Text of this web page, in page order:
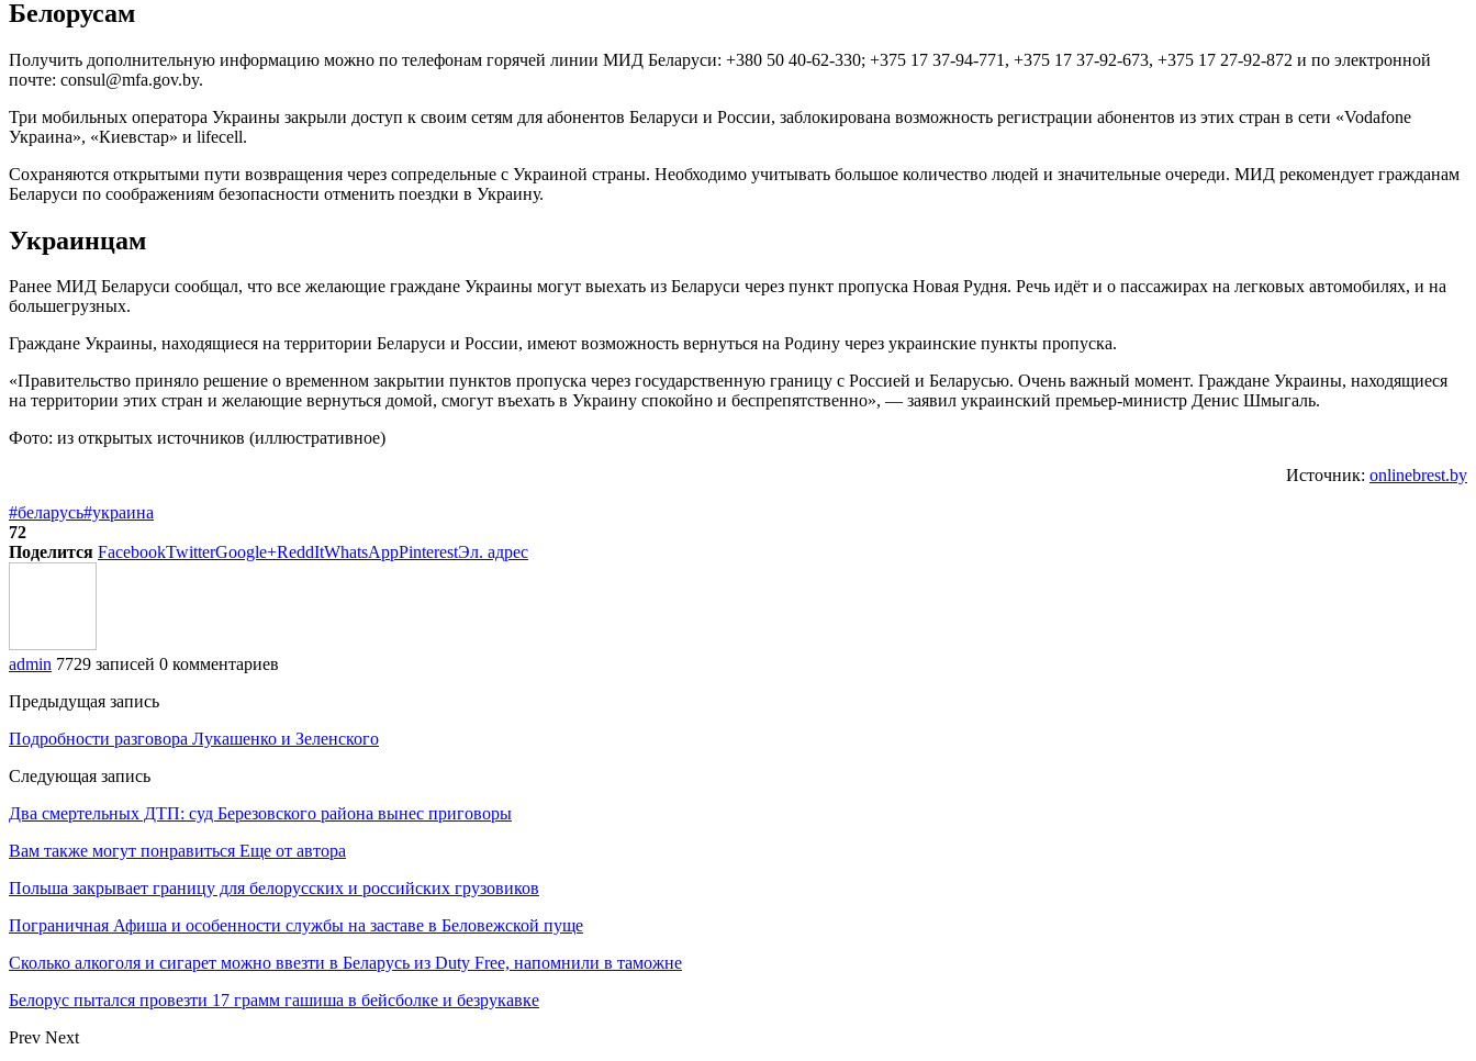
Белорусам
Получить дополнительную информацию можно по телефонам горячей линии МИД Беларуси: +380 50 40-62-330; +375 17 37-94-771, +375 17 37-92-673, +375 17 27-92-872 и по электронной
почте: consul@mfa.gov.by.
Три мобильных оператора Украины закрыли доступ к своим сетям для абонентов Беларуси и России, заблокирована возможность регистрации абонентов из этих стран в сети «Vodafone
Украина», «Киевстар» и lifecell.
Сохраняются открытыми пути возвращения через сопредельные с Украиной страны. Необходимо учитывать большое количество людей и значительные очереди. МИД рекомендует гражданам
Беларуси по соображениям безопасности отменить поездки в Украину.
Украинцам
Ранее МИД Беларуси сообщал, что все желающие граждане Украины могут выехать из Беларуси через пункт пропуска Новая Рудня. Речь идёт и о пассажирах на легковых автомобилях, и на
большегрузных.
Граждане Украины, находящиеся на территории Беларуси и России, имеют возможность вернуться на Родину через украинские пункты пропуска.
«Правительство приняло решение о временном закрытии пунктов пропуска через государственную границу с Россией и Беларусью. Очень важный момент. Граждане Украины, находящиеся
на территории этих стран и желающие вернуться домой, смогут въехать в Украину спокойно и беспрепятственно», — заявил украинский премьер-министр Денис Шмыгаль.
Фото: из открытых источников (иллюстративное)
Источник: onlinebrest.by
#беларусь#украина
72
Поделится FacebookTwitterGoogle+ReddItWhatsAppPinterestЭл. адрес
admin 7729 записей 0 комментариев
Предыдущая запись
Подробности разговора Лукашенко и Зеленского
Следующая запись
Два смертельных ДТП: суд Березовского района вынес приговоры
Вам также могут понравиться Еще от автора
Польша закрывает границу для белорусских и российских грузовиков
Пограничная Афиша и особенности службы на заставе в Беловежской пуще
Сколько алкоголя и сигарет можно ввезти в Беларусь из Duty Free, напомнили в таможне
Белорус пытался провезти 17 грамм гашиша в бейсболке и безрукавке
Prev Next